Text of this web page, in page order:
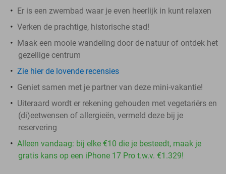
Er is een zwembad waar je even heerlijk in kunt relaxen
Verken de prachtige, historische stad!
Maak een mooie wandeling door de natuur of ontdek het
gezellige centrum
Zie hier de lovende recensies
Geniet samen met je partner van deze mini-vakantie!
Uiteraard wordt er rekening gehouden met vegetariërs en
(di)eetwensen of allergieën, vermeld deze bij je
reservering
Alleen vandaag: bij elke €10 die je besteedt, maak je
gratis kans op een iPhone 17 Pro t.w.v. €1.329!